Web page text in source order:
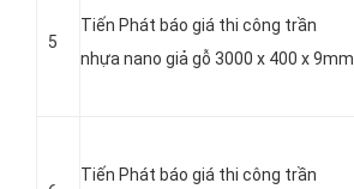
5
Tiến Phát báo giá thi công trần
nhựa nano giả gỗ 3000 x 400 x 9mm
Tiến Phát báo giá thi công trần